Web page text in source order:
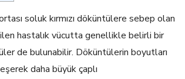
soluk kırmızı döküntülere sebep olan
hastalık vücutta genellikle belirli bir
de bulunabilir. Döküntülerin boyutları
daha büyük çaplı